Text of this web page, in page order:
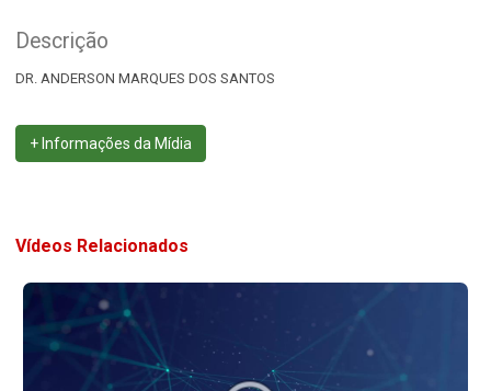
Descrição
DR. ANDERSON MARQUES DOS SANTOS
+ Informações da Mídia
Vídeos Relacionados